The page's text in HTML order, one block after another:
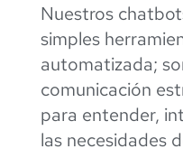
Nuestros
simples
automatizada;
comunicación
para entender,
las necesidades